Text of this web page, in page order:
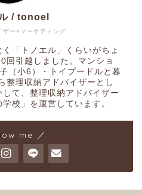
ザー×マーケティング
/ tonoel
く「トノエル」くらいがちょ
回引越しました。マンショ
（小6）・トイプードルと暮
整理収納アドバイザーとし
て、整理収納アドバイザー
校」を運営しています。
me ／